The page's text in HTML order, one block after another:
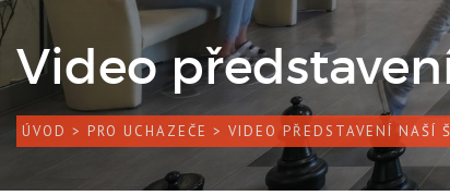
Video
ÚVOD > PRO UCHAZEČE > VIDEO PŘEDSTAVENÍ NAŠÍ